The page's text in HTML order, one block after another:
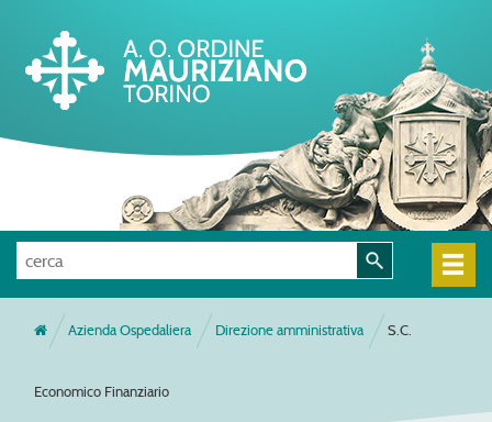
Azienda Ospedaliera Direzione amministrativa S.C.
Economico Finanziario